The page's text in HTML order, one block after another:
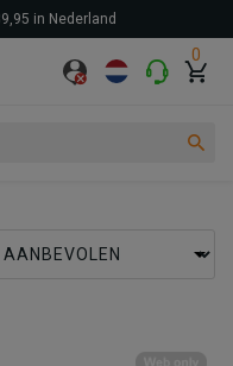
0
in Nederland